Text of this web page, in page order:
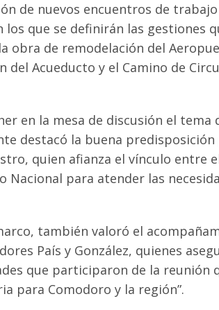
de nuevos encuentros de
los que se definirán las gestiones
obra de remodelación del
del Acueducto y el Camino de
en la mesa de discusión el tema
destacó la buena
quien afianza el vínculo entre
Nacional para atender las
también valoró el
País y González, quienes
que participaron de la reunión
para Comodoro y la región”.